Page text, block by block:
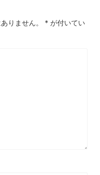
りません。 * が付いてい